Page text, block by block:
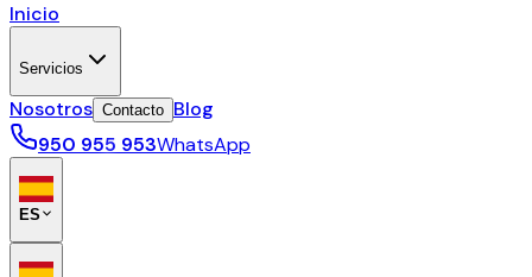
Inicio
Servicios
Nosotros Contacto Blog
950 955 953WhatsApp
ES